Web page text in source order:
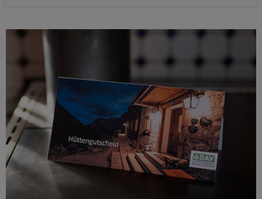
Kinderkletterkurs für Anfänger im Altmühltal
Südlicher Frankenjura
17./18./19.08.26
Grundkurs Klettern indoor